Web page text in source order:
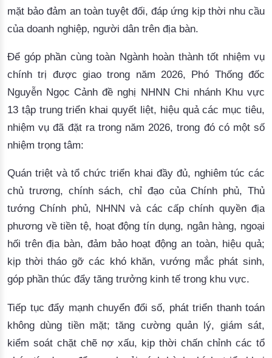
mặt bảo đảm an toàn tuyệt đối, đáp ứng kịp thời nhu cầu
của doanh nghiệp, người dân trên địa bàn.
Để góp phần cùng toàn Ngành hoàn thành tốt nhiệm vụ
chính trị được giao trong năm 2026, Phó Thống đốc
Nguyễn Ngọc Cảnh đề nghị NHNN Chi nhánh Khu vực
13 tập trung triển khai quyết liệt, hiệu quả các mục tiêu,
nhiệm vụ đã đặt ra trong năm 2026, trong đó có một số
nhiệm trọng tâm:
Quán triệt và tổ chức triển khai đầy đủ, nghiêm túc các
chủ trương, chính sách, chỉ đạo của Chính phủ, Thủ
tướng Chính phủ, NHNN và các cấp chính quyền địa
phương về tiền tệ, hoạt động tín dụng, ngân hàng, ngoại
hối trên địa bàn, đảm bảo hoạt động an toàn, hiệu quả;
kịp thời tháo gỡ các khó khăn, vướng mắc phát sinh,
góp phần thúc đẩy tăng trưởng kinh tế trong khu vực.
Tiếp tục đẩy mạnh chuyển đổi số, phát triển thanh toán
không dùng tiền mặt; tăng cường quản lý, giám sát,
kiểm soát chặt chẽ nợ xấu, kịp thời chấn chỉnh các tổ